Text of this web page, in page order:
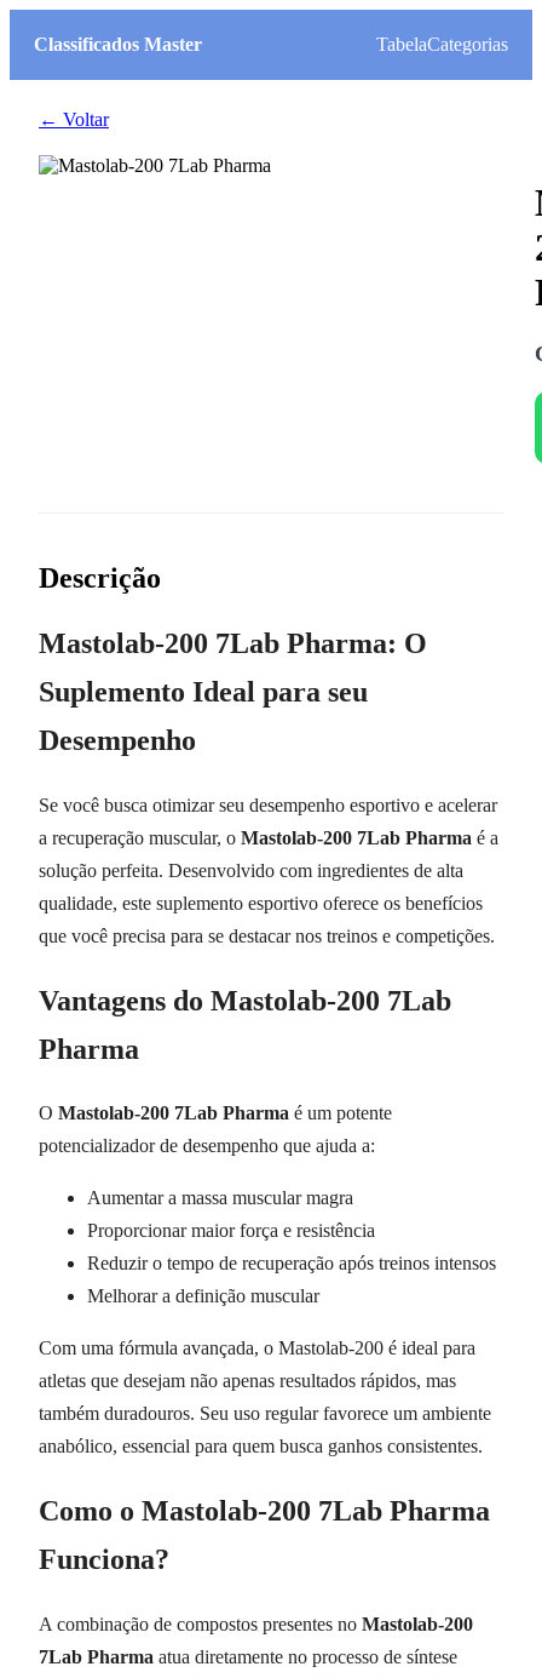
Classificados Master TabelaCategorias
← Voltar
Descrição
Mastolab-200 7Lab Pharma: O
Suplemento Ideal para seu
Desempenho
Se você busca otimizar seu desempenho esportivo e acelerar
a recuperação muscular, o Mastolab-200 7Lab Pharma é a
solução perfeita. Desenvolvido com ingredientes de alta
qualidade, este suplemento esportivo oferece os benefícios
que você precisa para se destacar nos treinos e competições.
Vantagens do Mastolab-200 7Lab
Pharma
O Mastolab-200 7Lab Pharma é um potente
potencializador de desempenho que ajuda a:
Aumentar a massa muscular magra
Proporcionar maior força e resistência
Reduzir o tempo de recuperação após treinos intensos
Melhorar a definição muscular
Com uma fórmula avançada, o Mastolab-200 é ideal para
atletas que desejam não apenas resultados rápidos, mas
também duradouros. Seu uso regular favorece um ambiente
anabólico, essencial para quem busca ganhos consistentes.
Como o Mastolab-200 7Lab Pharma
Funciona?
A combinação de compostos presentes no Mastolab-200
7Lab Pharma atua diretamente no processo de síntese